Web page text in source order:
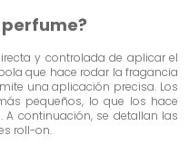
perfume?
y controlada de aplicar el
que hace rodar la fragancia
una aplicación precisa. Los
pequeños, lo que los hace
continuación, se detallan las
roll-on.